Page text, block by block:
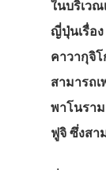
ในบริเว
ญี่ปุ่นเรื่อ
คาวากุจิ
สามารถ
พาโนราม
ฟูจิ ซึ่งสา